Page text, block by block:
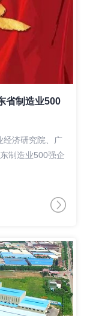
省制造业500
经济研究院、广
制造业500强企